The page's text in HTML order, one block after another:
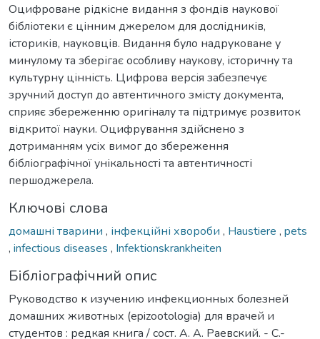
Оцифроване рідкісне видання з фондів наукової
бібліотеки є цінним джерелом для дослідників,
істориків, науковців. Видання було надруковане у
минулому та зберігає особливу наукову, історичну та
культурну цінність. Цифрова версія забезпечує
зручний доступ до автентичного змісту документа,
сприяє збереженню оригіналу та підтримує розвиток
відкритої науки. Оцифрування здійснено з
дотриманням усіх вимог до збереження
бібліографічної унікальності та автентичності
першоджерела.
Ключові слова
домашні тварини , інфекційні хвороби , Haustiere , pets
, infectious diseases , Infektionskrankheiten
Бібліографічний опис
Руководство к изучению инфекционных болезней
домашних животных (epizootologia) для врачей и
студентов : редкая книга / сост. А. А. Раевский. - С.-